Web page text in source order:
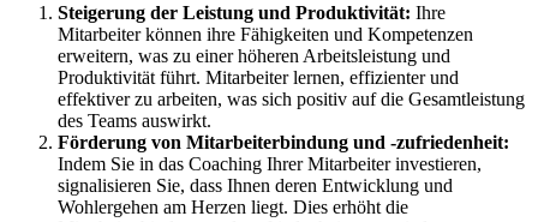
Steigerung der Leistung und Produktivität: Ihre
Mitarbeiter können ihre Fähigkeiten und Kompetenzen
erweitern, was zu einer höheren Arbeitsleistung und
Produktivität führt. Mitarbeiter lernen, effizienter und
effektiver zu arbeiten, was sich positiv auf die Gesamtleistung
des Teams auswirkt.
Förderung von Mitarbeiterbindung und -zufriedenheit:
Indem Sie in das Coaching Ihrer Mitarbeiter investieren,
signalisieren Sie, dass Ihnen deren Entwicklung und
Wohlergehen am Herzen liegt. Dies erhöht die